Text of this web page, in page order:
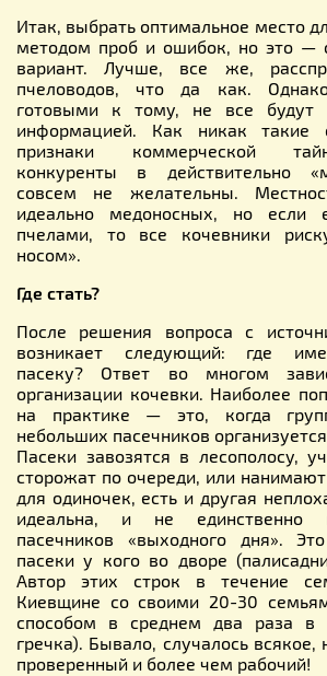
Итак, выбрать оптимальное место
методом проб и ошибок, но это —
вариант. Лучше, все же,
пчеловодов, что да как.
готовыми к тому, не все будут
информацией. Как никак такие
признаки коммерческой
конкуренты в действительно
совсем не желательны.
идеально медоносных, но если
пчелами, то все кочевники
носом».
Где стать?
После решения вопроса с
возникает следующий: где
пасеку? Ответ во многом
организации кочевки. Наиболее
на практике — это, когда
небольших пасечников
Пасеки завозятся в лесополосу,
сторожат по очереди, или
для одиночек, есть и другая
идеальна, и не единственно
пасечников «выходного дня».
пасеки у кого во дворе
Автор этих строк в течение
Киевщине со своими 20-30
способом в среднем два раза в
гречка). Бывало, случалось
проверенный и более чем рабочий!